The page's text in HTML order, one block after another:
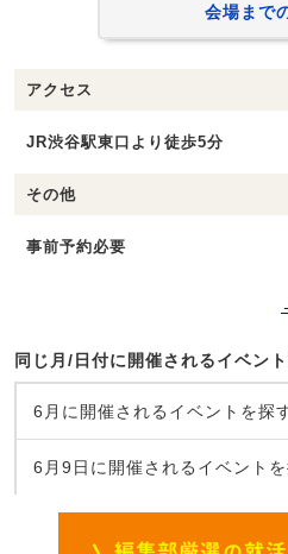
会場まで
アクセス
JR渋谷駅東口より徒歩5分
その他
事前予約必要
同じ月/日付に開催されるイベン
6月に開催されるイベントを探
6月9日に開催されるイベント